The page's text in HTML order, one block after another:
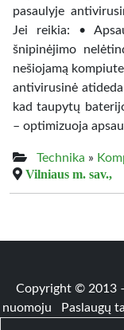
pasaulyje
Jei reikia: •
šnipinėjimo
nešiojamą
antivirusinė
kad taupytų
– optimizuoja
Technika »
Vilniaus m. sav.,
Copyright © 2013
nuomoju
Paslaugų